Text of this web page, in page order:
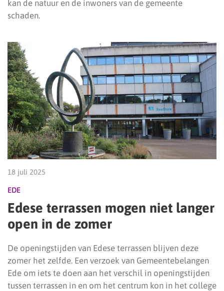
kan de natuur en de inwoners van de gemeente
schaden.
18 juli 2025
EDE
Edese terrassen mogen niet langer
open in de zomer
De openingstijden van Edese terrassen blijven deze
zomer het zelfde. Een verzoek van Gemeentebelangen
Ede om iets te doen aan het verschil in openingstijden
tussen terrassen in en om het centrum kon in het college